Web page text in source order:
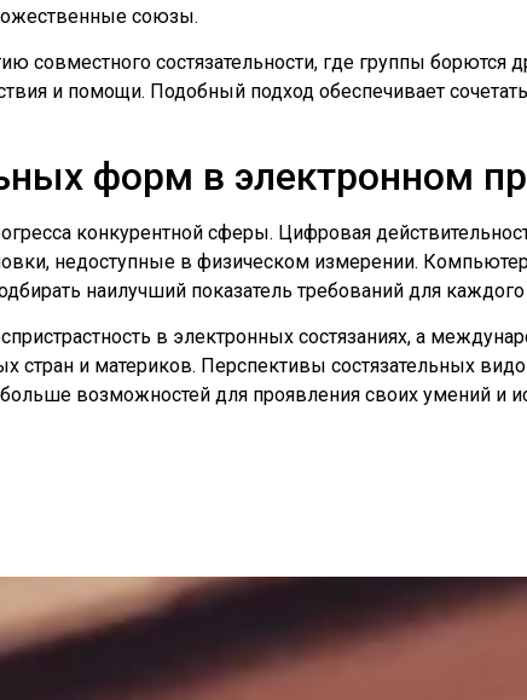
союзы.
совместного состязательности, где группы борются
и помощи. Подобный подход обеспечивает
форм в электронном
конкурентной сферы. Цифровая
недоступные в физическом измерении.
наилучший показатель требований для каждого
в электронных состязаниях, а
стран и материков. Перспективы состязательных
возможностей для проявления своих умений и